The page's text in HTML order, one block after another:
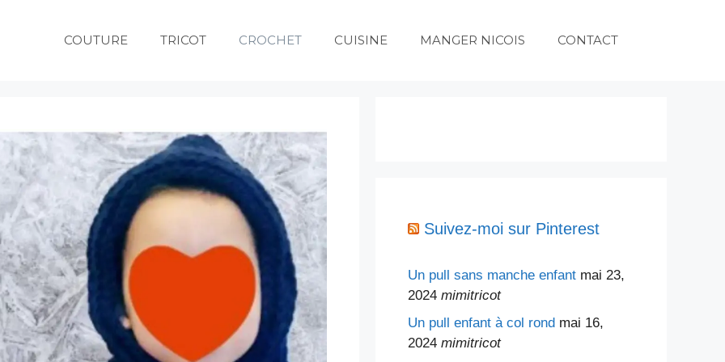
COUTURE TRICOT CROCHET CUISINE MANGER NICOIS CONTACT
Suivez-moi sur Pinterest
Un pull sans manche enfant mai 23,
2024 mimitricot
Un pull enfant à col rond mai 16,
2024 mimitricot